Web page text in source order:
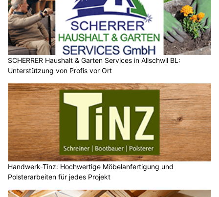
SCHERRER Haushalt & Garten Services in Allschwil BL:
Unterstützung von Profis vor Ort
Handwerk-Tinz: Hochwertige Möbelanfertigung und
Polsterarbeiten für jedes Projekt